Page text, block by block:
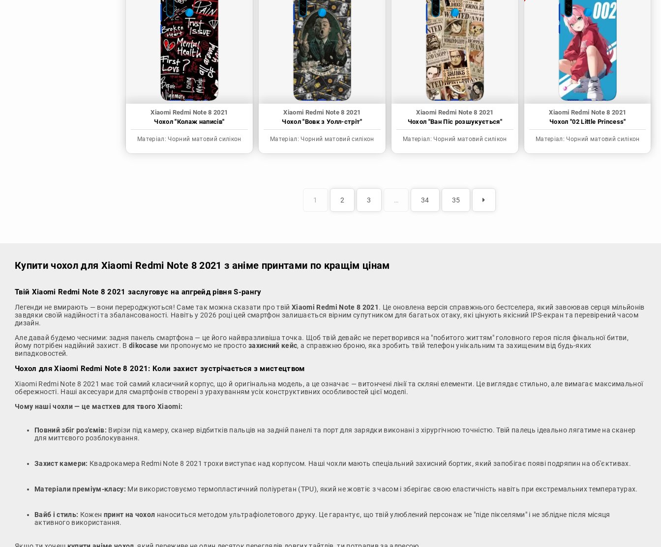
Xiaomi Redmi Note 8 2021
Чохол "Колаж написів"
Матеріал: Чорний матовий силікон
Xiaomi Redmi Note 8 2021
Чохол "Вовк з Уолл-стріт"
Матеріал: Чорний матовий силікон
Xiaomi Redmi Note 8 2021
Чохол "Ван Піс розшукується"
Матеріал: Чорний матовий силікон
Xiaomi Redmi Note 8 2021
Чохол "02 Little Princess"
Матеріал: Чорний матовий силікон
1 2 3 … 34 35
Купити чохол для Xiaomi Redmi Note 8 2021 з аніме принтами по кращім цінам
Твій Xiaomi Redmi Note 8 2021 заслуговує на апгрейд рівня S-рангу
Легенди не вмирають — вони перероджуються! Саме так можна сказати про твій Xiaomi Redmi Note 8 2021. Це оновлена версія справжнього бестселера, який завоював серця мільйонів
завдяки своїй надійності та збалансованості. Навіть у 2026 році цей смартфон залишається вірним супутником для багатьох отаку, які цінують якісний IPS-екран та перевірений часом
дизайн.
Але давай будемо чесними: задня панель смартфона — це його найвразливіша точка. Щоб твій девайс не перетворився на "побитого життям" головного героя після фінальної битви,
йому потрібен надійний захист. В dikocase ми пропонуємо не простозахисний кейс, а справжню броню, яка зробить твій телефон унікальним та захищеним від будь-яких
випадковостей.
Чохол для Xiaomi Redmi Note 8 2021: Коли захист зустрічається з мистецтвом
Xiaomi Redmi Note 8 2021 має той самий класичний корпус, що й оригінальна модель, а це означає — витончені лінії та скляні елементи. Це виглядає стильно, але вимагає максимальної
обережності. Наші аксесуари для смартфонів створені з урахуванням усіх конструктивних особливостей цієї моделі.
Чому наші чохли — це мастхев для твого Xiaomi:
Повний збіг роз'ємів: Вирізи під камеру, сканер відбитків пальців на задній панелі та порт для зарядки виконані з хірургічною точністю. Твій палець ідеально лягатиме на сканер
для миттєвого розблокування.
Захист камери: Квадрокамера Redmi Note 8 2021 трохи виступає над корпусом. Наші чохли мають спеціальний захисний бортик, який запобігає появі подряпин на об'єктивах.
Матеріали преміум-класу: Ми використовуємо термопластичний поліуретан (TPU), який не жовтіє з часом і зберігає свою еластичність навіть при екстремальних температурах.
Вайб і стиль: Кожен принт на чохол наноситься методом ультрафіолетового друку. Це гарантує, що твій улюблений персонаж не "піде пікселями" і не зблідне після місяця
активного використання.